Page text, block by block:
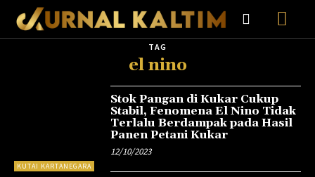
TAG
el nino
KUTAI KARTANEGARA
Stok Pangan di Kukar Cukup
Stabil, Fenomena El Nino Tidak
Terlalu Berdampak pada Hasil
Panen Petani Kukar
12/10/2023